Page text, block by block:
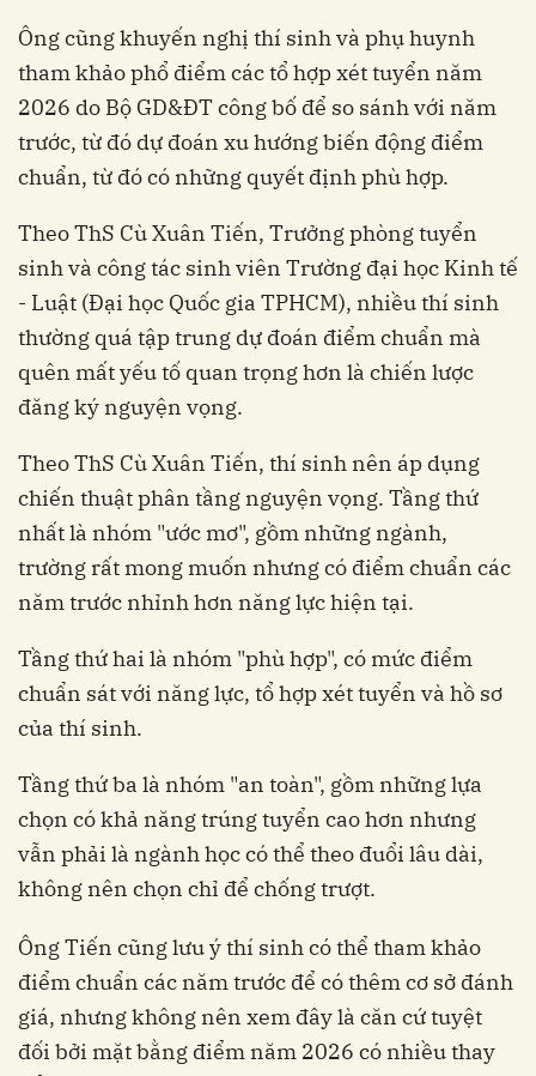
Ông cũng khuyến nghị thí sinh và phụ huynh
tham khảo phổ điểm các tổ hợp xét tuyển năm
2026 do Bộ GD&ĐT công bố để so sánh với năm
trước, từ đó dự đoán xu hướng biến động điểm
chuẩn, từ đó có những quyết định phù hợp.
Theo ThS Cù Xuân Tiến, Trưởng phòng tuyển
sinh và công tác sinh viên Trường đại học Kinh tế
- Luật (Đại học Quốc gia TPHCM), nhiều thí sinh
thường quá tập trung dự đoán điểm chuẩn mà
quên mất yếu tố quan trọng hơn là chiến lược
đăng ký nguyện vọng.
Theo ThS Cù Xuân Tiến, thí sinh nên áp dụng
chiến thuật phân tầng nguyện vọng. Tầng thứ
nhất là nhóm "ước mơ", gồm những ngành,
trường rất mong muốn nhưng có điểm chuẩn các
năm trước nhỉnh hơn năng lực hiện tại.
Tầng thứ hai là nhóm "phù hợp", có mức điểm
chuẩn sát với năng lực, tổ hợp xét tuyển và hồ sơ
của thí sinh.
Tầng thứ ba là nhóm "an toàn", gồm những lựa
chọn có khả năng trúng tuyển cao hơn nhưng
vẫn phải là ngành học có thể theo đuổi lâu dài,
không nên chọn chỉ để chống trượt.
Ông Tiến cũng lưu ý thí sinh có thể tham khảo
điểm chuẩn các năm trước để có thêm cơ sở đánh
giá, nhưng không nên xem đây là căn cứ tuyệt
đối bởi mặt bằng điểm năm 2026 có nhiều thay